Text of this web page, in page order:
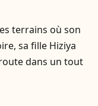
terrains où son
sa fille Hiziya
dans un tout